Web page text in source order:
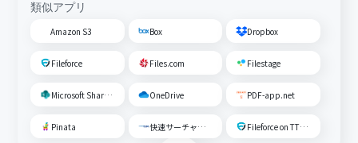
類似アプリ
Amazon S3 Box Dropbox
Fileforce Files.com Filestage
Microsoft SharePoint OneDrive PDF-app.net
Pinata 快速サーチャーGX Fileforce on TTS Cloud